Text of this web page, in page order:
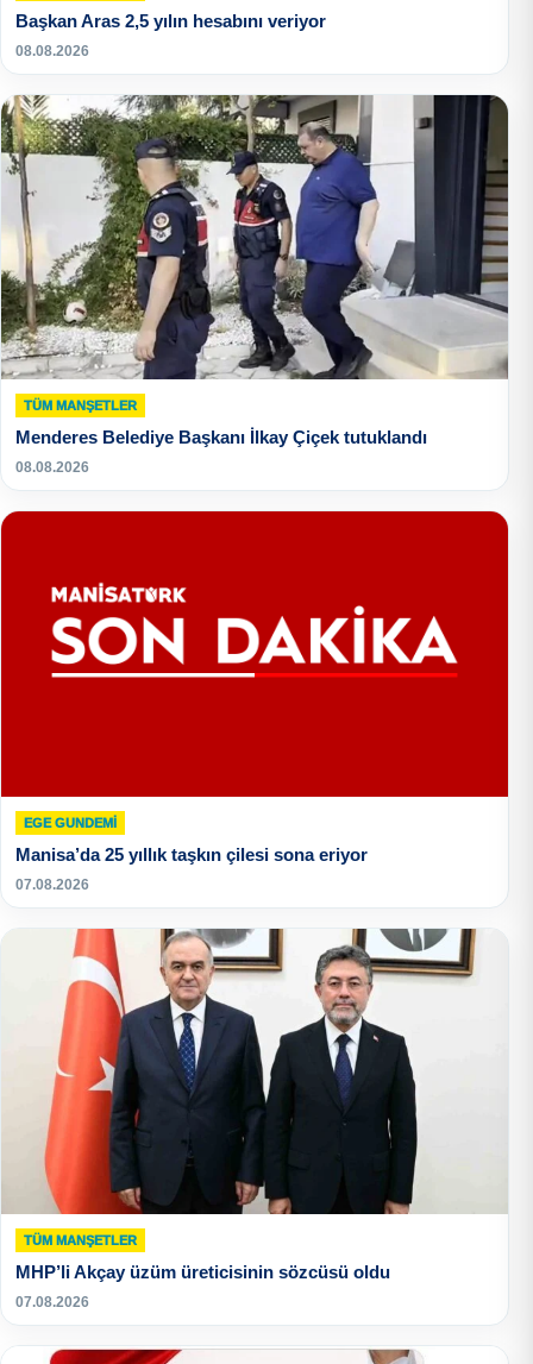
Başkan Aras 2,5 yılın hesabını veriyor
08.08.2026
TÜM MANŞETLER
Menderes Belediye Başkanı İlkay Çiçek tutuklandı
08.08.2026
EGE GUNDEMİ
Manisa’da 25 yıllık taşkın çilesi sona eriyor
07.08.2026
TÜM MANŞETLER
MHP’li Akçay üzüm üreticisinin sözcüsü oldu
07.08.2026